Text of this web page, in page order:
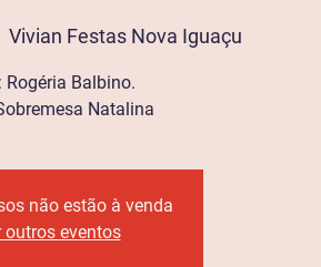
Vivian Festas Nova Iguaçu
Rogéria Balbino.
Natalina
não estão à venda
outros eventos